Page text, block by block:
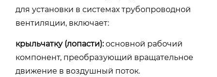
для установки в системах трубопроводной
вентиляции, включает:
крыльчатку (лопасти):основной рабочий
компонент, преобразующий вращательное
движение в воздушный поток.